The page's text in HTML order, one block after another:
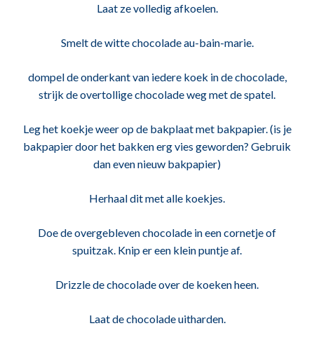
Laat ze volledig afkoelen.
Smelt de witte chocolade au-bain-marie.
dompel de onderkant van iedere koek in de chocolade,
strijk de overtollige chocolade weg met de spatel.
Leg het koekje weer op de bakplaat met bakpapier. (is je
bakpapier door het bakken erg vies geworden? Gebruik
dan even nieuw bakpapier)
Herhaal dit met alle koekjes.
Doe de overgebleven chocolade in een cornetje of
spuitzak. Knip er een klein puntje af.
Drizzle de chocolade over de koeken heen.
Laat de chocolade uitharden.